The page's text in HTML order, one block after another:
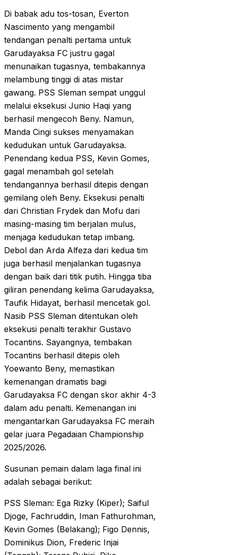
Di babak adu tos-tosan, Everton
Nascimento yang mengambil
tendangan penalti pertama untuk
Garudayaksa FC justru gagal
menunaikan tugasnya, tembakannya
melambung tinggi di atas mistar
gawang. PSS Sleman sempat unggul
melalui eksekusi Junio Haqi yang
berhasil mengecoh Beny. Namun,
Manda Cingi sukses menyamakan
kedudukan untuk Garudayaksa.
Penendang kedua PSS, Kevin Gomes,
gagal menambah gol setelah
tendangannya berhasil ditepis dengan
gemilang oleh Beny. Eksekusi penalti
dari Christian Frydek dan Mofu dari
masing-masing tim berjalan mulus,
menjaga kedudukan tetap imbang.
Debol dan Arda Alfeza dari kedua tim
juga berhasil menjalankan tugasnya
dengan baik dari titik putih. Hingga tiba
giliran penendang kelima Garudayaksa,
Taufik Hidayat, berhasil mencetak gol.
Nasib PSS Sleman ditentukan oleh
eksekusi penalti terakhir Gustavo
Tocantins. Sayangnya, tembakan
Tocantins berhasil ditepis oleh
Yoewanto Beny, memastikan
kemenangan dramatis bagi
Garudayaksa FC dengan skor akhir 4-3
dalam adu penalti. Kemenangan ini
mengantarkan Garudayaksa FC meraih
gelar juara Pegadaian Championship
2025/2026.
Susunan pemain dalam laga final ini
adalah sebagai berikut:
PSS Sleman: Ega Rizky (Kiper); Saiful
Djoge, Fachruddin, Iman Fathurohman,
Kevin Gomes (Belakang); Figo Dennis,
Dominikus Dion, Frederic Injai